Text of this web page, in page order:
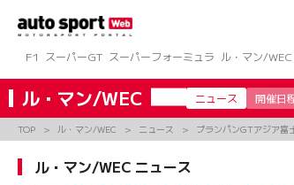
ツ
へ
ス
キ
ッ
F1
スーパーGT スーパーフォーミュラ ル・マン/WEC
ル・マン/WEC ニュース 開催日
TOP ル・マン/WEC ニュース ブランパンGTアジア富
ル・マン/WEC ニュース